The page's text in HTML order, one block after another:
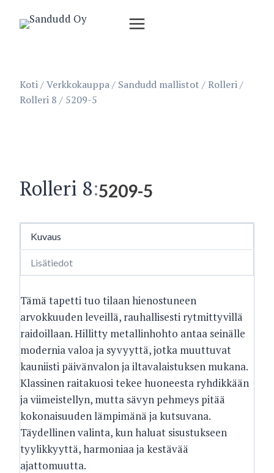
sisältöön
Koti/Verkkokauppa/ Sandudd mallistot /Rolleri/
Rolleri 8 / 5209-5
Rolleri 8:5209-5
Kuvaus
Lisätiedot
Tämä tapetti tuo tilaan hienostuneen
arvokkuuden leveillä, rauhallisesti rytmittyvillä
raidoillaan. Hillitty metallinhohto antaa seinälle
modernia valoa ja syvyyttä, jotka muuttuvat
kauniisti päivänvalon ja iltavalaistuksen mukana.
Klassinen raitakuosi tekee huoneesta ryhdikkään
ja viimeistellyn, mutta sävyn pehmeys pitää
kokonaisuuden lämpimänä ja kutsuvana.
Täydellinen valinta, kun haluat sisustukseen
tyylikkyyttä, harmoniaa ja kestävää
ajattomuutta.